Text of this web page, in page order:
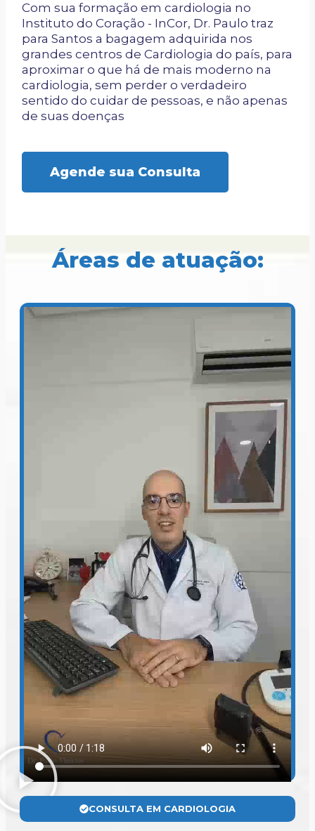
Com sua formação em cardiologia no
Instituto do Coração - InCor, Dr. Paulo traz
para Santos a bagagem adquirida nos
grandes centros de Cardiologia do país, para
aproximar o que há de mais moderno na
cardiologia, sem perder o verdadeiro
sentido do cuidar de pessoas, e não apenas
de suas doenças
Agende sua Consulta
Áreas de atuação:
CONSULTA EM CARDIOLOGIA